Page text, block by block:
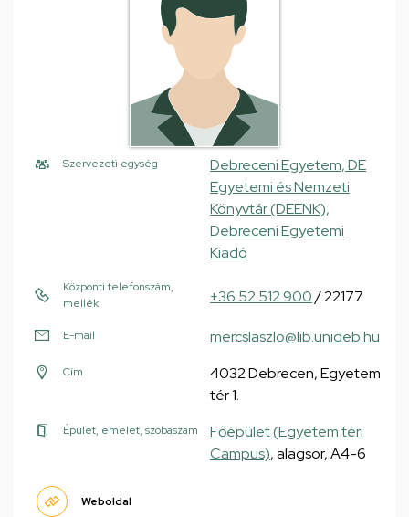
Szervezeti egység
Debreceni Egyetem, DE
Egyetemi és Nemzeti
Könyvtár (DEENK),
Debreceni Egyetemi
Kiadó
Központi telefonszám,
mellék
+36 52 512 900/ 22177
E-mail mercslaszlo@lib.unideb.hu
Cím
4032 Debrecen, Egyetem
tér 1.
Épület, emelet, szobaszám
Főépület (Egyetem téri
Campus), alagsor, A4-6
Weboldal